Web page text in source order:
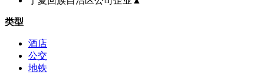
类型
酒店
公交
地铁